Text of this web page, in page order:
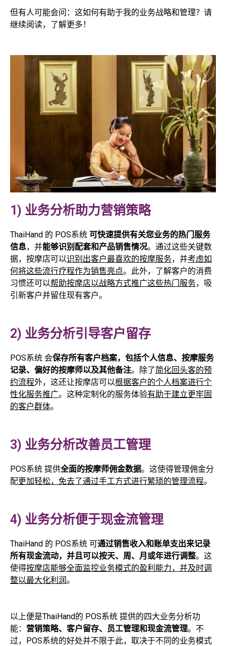
但有人可能会问：这如何有助于我的业务战略和管理？请
继续阅读，了解更多！
1) 业务分析助力营销策略
ThaiHand 的 POS系统 可快速提供有关您业务的热门服务
信息，并能够识别配套和产品销售情况。通过这些关键数
据，按摩店可以识别出客户最喜欢的按摩服务，并考虑如
何将这些流行疗程作为销售亮点。此外，了解客户的消费
习惯还可以帮助按摩店以战略方式推广这些热门服务，吸
引新客户并留住现有客户。
2) 业务分析引导客户留存
POS系统 会保存所有客户档案，包括个人信息、按摩服务
记录、偏好的按摩师以及其他备注。除了简化回头客的预
约流程外，这还让按摩店可以根据客户的个人档案进行个
性化服务推广。这种定制化的服务体验有助于建立更牢固
的客户群体。
3) 业务分析改善员工管理
POS系统 提供全面的按摩师佣金数据。这使得管理佣金分
配更加轻松，免去了通过手工方式进行繁琐的管理流程。
4) 业务分析便于现金流管理
ThaiHand 的 POS系统 可通过销售收入和账单支出来记录
所有现金流动，并且可以按天、周、月或年进行调整。这
使得按摩店能够全面监控业务模式的盈利能力，并及时调
整以最大化利润。
以上便是ThaiHand的 POS系统 提供的四大业务分析功
能： 营销策略、客户留存、员工管理和现金流管理。不
过，POS系统的好处并不限于此，取决于不同的业务模式